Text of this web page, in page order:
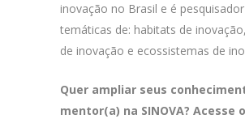
inovação no Brasil e é
temáticas de: habitats de
de inovação e ecossistemas de
Quer ampliar seus
mentor(a) na SINOVA? Acesse o